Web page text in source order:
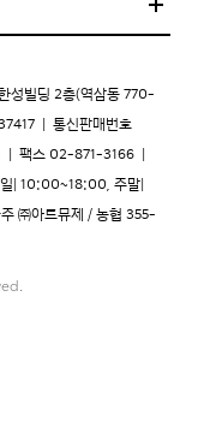
성빌딩 2층(역삼동 770-
통신판매번호
팩스 02-871-3166
| 10:00~18:00, 주말|
㈜아트뮤제 / 농협 355-